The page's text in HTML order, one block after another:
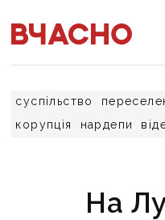
суспільство
корупція
нардепи
На